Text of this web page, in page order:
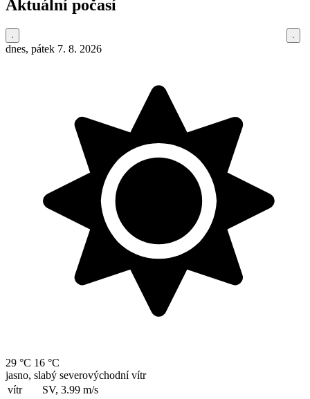
Aktuální počasí
dnes, pátek 7. 8. 2026
29 °C 16 °C
jasno, slabý severovýchodní vítr
vítr
SV, 3.99 m/s